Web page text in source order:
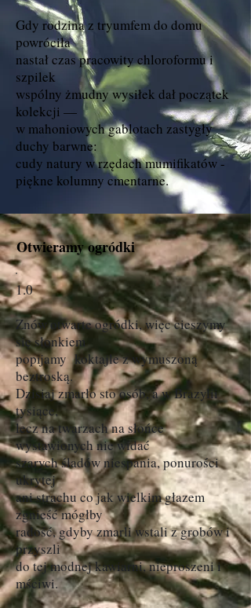
Gdy rodzina z tryumfem do domu
powróciła
nastał czas pracowity chloroformu i
szpilek
wspólny żmudny wysiłek dał początek
kolekcji —
w mahoniowych gablotach zastygły
duchy barwne:
cudy natury w rzędach mumifikatów -
piękne kolumny cmentarne.
Otwieramy ogródki
1.0
Znów otwarte ogródki, więc cieszymy
się słonkiem
popijamy koktajle z wymuszoną
beztroską.
Dzisiaj zmarło sto osób, a w Brazylii
tysiące,
lecz na twarzach na słońce
wystawionych nie widać
szarych śladów niespania, ponurości
ukrytej
ani strachu co jak wielkim głazem
zgnieść mógłby
radość, gdyby zmarli wstali z grobów i
przyszli
do tej modnej kawiarni, nieproszeni i
mściwi.